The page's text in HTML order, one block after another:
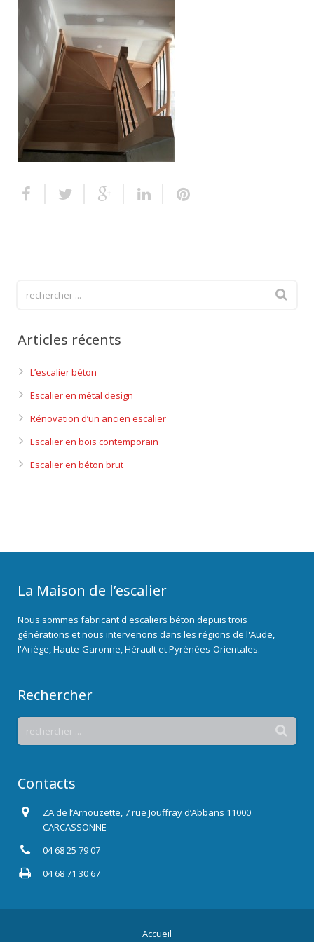
Escalier extérieur
Finitions pour escalier
Articles récents
L’escalier béton
Escalier en métal design
Rénovation d’un ancien escalier
Escalier en bois contemporain
Escalier en béton brut
La Maison de l’escalier
Nous sommes fabricant d'escaliers béton depuis trois
générations et nous intervenons dans les régions de l'Aude,
l'Ariège, Haute-Garonne, Hérault et Pyrénées-Orientales.
Rechercher
Contacts
ZA de l’Arnouzette, 7 rue Jouffray d’Abbans 11000
CARCASSONNE
04 68 25 79 07
04 68 71 30 67
Accueil